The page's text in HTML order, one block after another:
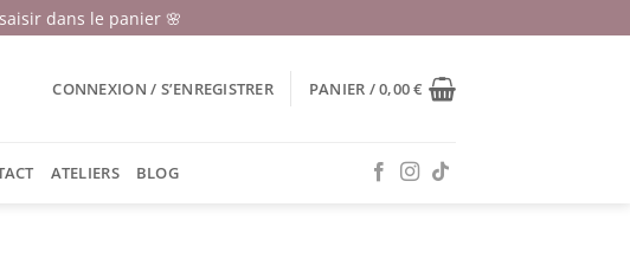
dans le panier 🌸
CONNEXION / S’ENREGISTRER PANIER /0,00€
ATELIERS BLOG